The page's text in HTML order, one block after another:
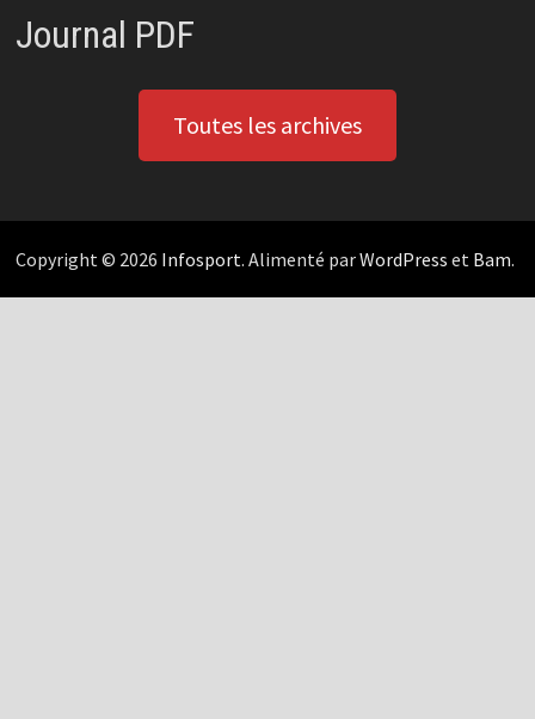
Journal PDF
Toutes les archives
Copyright © 2026 Infosport. Alimenté parWordPress et Bam.